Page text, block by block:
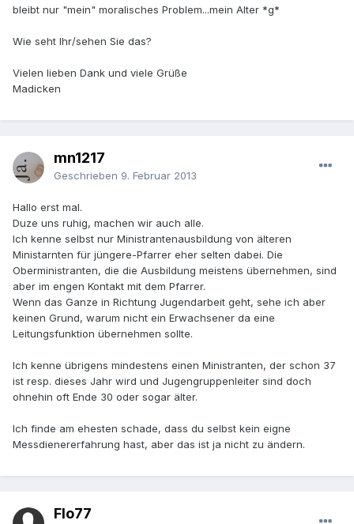
bleibt nur "mein" moralisches Problem...mein Alter *g*
Wie seht Ihr/sehen Sie das?
Vielen lieben Dank und viele Grüße
Madicken
mn1217
Geschrieben 9. Februar 2013
Hallo erst mal.
Duze uns ruhig, machen wir auch alle.
Ich kenne selbst nur Ministrantenausbildung von älteren
Ministarnten für jüngere-Pfarrer eher selten dabei. Die
Oberministranten, die die Ausbildung meistens übernehmen, sind
aber im engen Kontakt mit dem Pfarrer.
Wenn das Ganze in Richtung Jugendarbeit geht, sehe ich aber
keinen Grund, warum nicht ein Erwachsener da eine
Leitungsfunktion übernehmen sollte.
Ich kenne übrigens mindestens einen Ministranten, der schon 37
ist resp. dieses Jahr wird und Jugengruppenleiter sind doch
ohnehin oft Ende 30 oder sogar älter.
Ich finde am ehesten schade, dass du selbst kein eigne
Messdienererfahrung hast, aber das ist ja nicht zu ändern.
Flo77